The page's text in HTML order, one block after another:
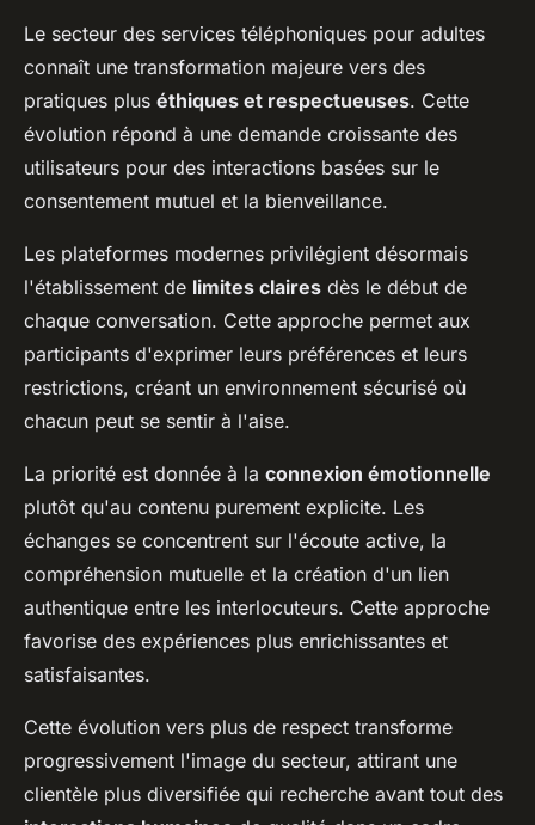
Le secteur des services téléphoniques pour adultes
connaît une transformation majeure vers des
pratiques plus éthiques et respectueuses. Cette
évolution répond à une demande croissante des
utilisateurs pour des interactions basées sur le
consentement mutuel et la bienveillance.
Les plateformes modernes privilégient désormais
l'établissement de limites claires dès le début de
chaque conversation. Cette approche permet aux
participants d'exprimer leurs préférences et leurs
restrictions, créant un environnement sécurisé où
chacun peut se sentir à l'aise.
La priorité est donnée à la connexion émotionnelle
plutôt qu'au contenu purement explicite. Les
échanges se concentrent sur l'écoute active, la
compréhension mutuelle et la création d'un lien
authentique entre les interlocuteurs. Cette approche
favorise des expériences plus enrichissantes et
satisfaisantes.
Cette évolution vers plus de respect transforme
progressivement l'image du secteur, attirant une
clientèle plus diversifiée qui recherche avant tout des